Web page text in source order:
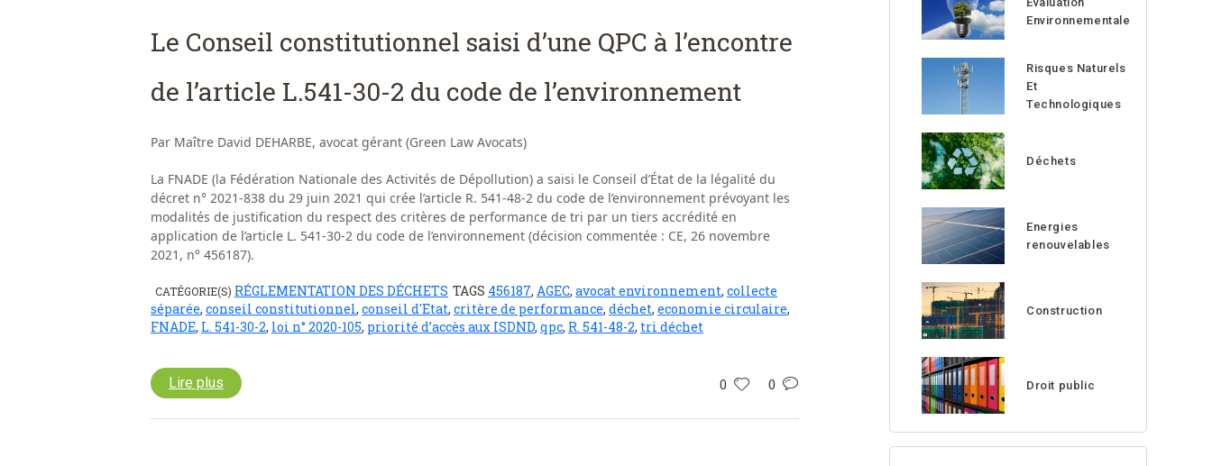
Le Conseil constitutionnel saisi d’une QPC à l’encontre
de l’article L.541-30-2 du code de l’environnement
Par Maître David DEHARBE, avocat gérant (Green Law Avocats)
La FNADE (la Fédération Nationale des Activités de Dépollution) a saisi le Conseil d’État de la légalité du
décret n° 2021-838 du 29 juin 2021 qui crée l’article R. 541-48-2 du code de l’environnement prévoyant les
modalités de justification du respect des critères de performance de tri par un tiers accrédité en
application de l’article L. 541-30-2 du code de l’environnement (décision commentée : CE, 26 novembre
2021, n° 456187).
CATÉGORIE(S) RÉGLEMENTATION DES DÉCHETS TAGS 456187, AGEC, avocat environnement, collecte
séparée, conseil constitutionnel, conseil d'Etat, critère de performance, déchet, economie circulaire,
FNADE, L. 541-30-2, loi n° 2020-105, priorité d’accès aux ISDND, qpc, R. 541-48-2, tri déchet
0 0
Lire plus
Environnementale
Risques Naturels
Et
Technologiques
Déchets
Energies
renouvelables
Construction
Droit public